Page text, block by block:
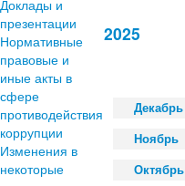
Доклады и
презентации
Нормативные
правовые и
иные акты в
сфере
противодействия
коррупции
Изменения в
некоторые
2025
Декабрь
Ноябрь
Октябрь